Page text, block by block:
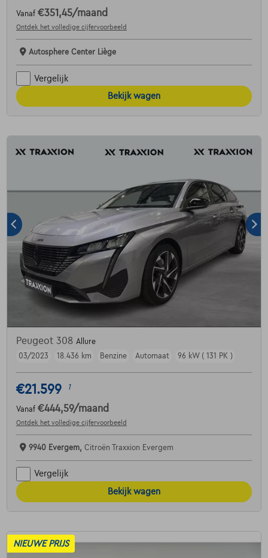
Vanaf €351,45/maand
Ontdek het volledige cijfervoorbeeld
Autosphere Center Liège
Vergelijk
Bekijk wagen
Peugeot 308 Allure
03/2023
18.436 km Benzine Automaat 96 kW ( 131 PK )
€21.599 1
Vanaf €444,59/maand
Ontdek het volledige cijfervoorbeeld
9940 Evergem, Citroën Traxxion Evergem
Vergelijk
Bekijk wagen
NIEUWE PRIJS